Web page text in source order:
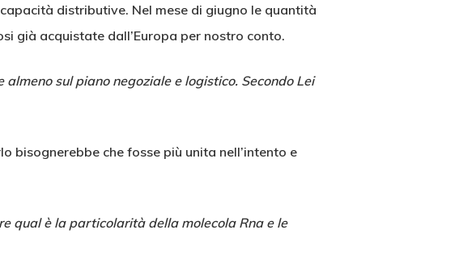
distributive. Nel mese di giugno le quantità
già acquistate dall’Europa per nostro conto.
sul piano negoziale e logistico. Secondo Lei
bisognerebbe che fosse più unita nell’intento e
qual è la particolarità della molecola Rna e le